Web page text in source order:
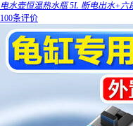
电水壶恒温热水瓶 5L 断电出水+六
100条评价